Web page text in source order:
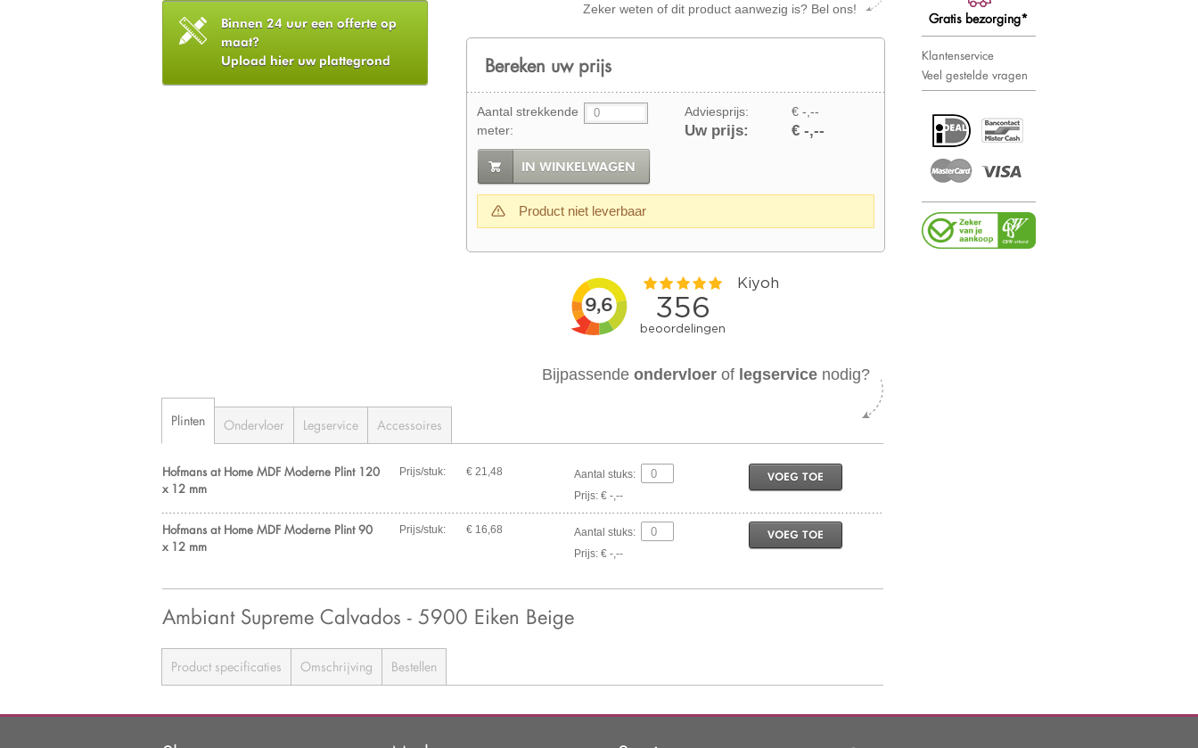
Binnen 24 uur een offerte op
maat?
Upload hier uw plattegrond
Zeker weten of dit product aanwezig is? Bel ons!
Bereken uw prijs
Aantal strekkende
meter:
Adviesprijs: € -,--
Uw prijs: € -,--
IN WINKELWAGEN
Product niet leverbaar
Gratis bezorging*
Klantenservice
Veel gestelde vragen
Bijpassendeondervloer of legservice nodig?
Plinten Ondervloer Legservice Accessoires
Hofmans at Home MDF Moderne Plint 120
x 12 mm
Prijs/stuk: € 21,48
Aantal stuks:
Prijs: € -,--
VOEG TOE
Hofmans at Home MDF Moderne Plint 90
x 12 mm
Prijs/stuk: € 16,68
Aantal stuks:
Prijs: € -,--
VOEG TOE
Ambiant Supreme Calvados - 5900 Eiken Beige
Product specificaties Omschrijving Bestellen